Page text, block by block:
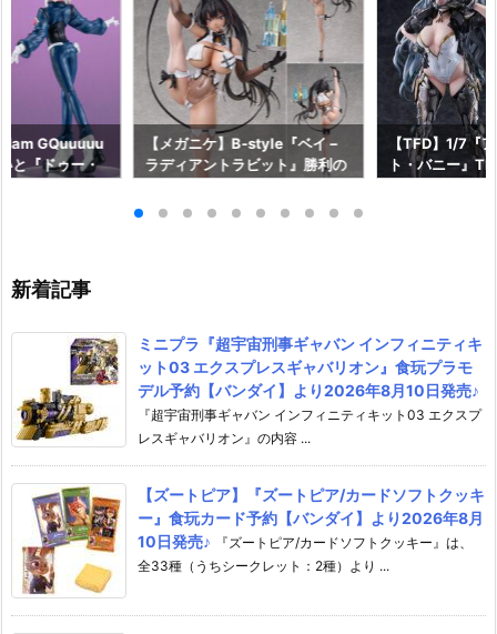
GQuuuuu
と『ドゥー・
【メガニケ】B-style『ベイ –
ラディアントラビット』勝利の
約【フリーイング】より2026
【TFD】1/7『
ト・バニー』
新着記事
ミニプラ『超宇宙刑事ギャバン インフィニティキ
ット03 エクスプレスギャバリオン』食玩プラモ
デル予約【バンダイ】より2026年8月10日発売♪
『超宇宙刑事ギャバン インフィニティキット03 エクスプ
レスギャバリオン』の内容 ...
【ズートピア】『ズートピア/カードソフトクッキ
ー』食玩カード予約【バンダイ】より2026年8月
10日発売♪
『ズートピア/カードソフトクッキー』は、
全33種（うちシークレット：2種）より ...